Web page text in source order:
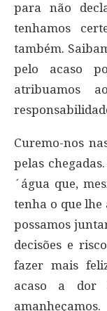
para não
tenhamos
também.
pelo acaso
atribuamos
Curemo-nos
pelas
´água que,
tenha o que lhe
possamos
decisões e
fazer mais
acaso a dor
amanheçamos.